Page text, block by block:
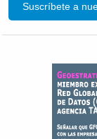
Suscríbete a